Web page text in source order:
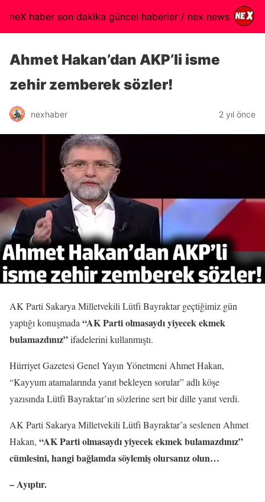
neX haber son dakika güncel haberler / nex news
Ahmet Hakan’dan AKP’li isme
zehir zemberek sözler!
nexhaber 2 yıl önce
AK Parti Sakarya Milletvekili Lütfi Bayraktar geçtiğimiz gün
yaptığı konuşmada “AK Parti olmasaydı yiyecek ekmek
bulamazdınız”ifadelerini kullanmıştı.
Hürriyet Gazetesi Genel Yayın Yönetmeni Ahmet Hakan,
“Kayyum atamalarında yanıt bekleyen sorular” adlı köşe
yazısında Lütfi Bayraktar’ın sözlerine sert bir dille yanıt verdi.
AK Parti Sakarya Milletvekili Lütfi Bayraktar’a seslenen Ahmet
Hakan, “AK Parti olmasaydı yiyecek ekmek bulamazdınız”
cümlesini, hangi bağlamda söylemiş olursanız olun…
– Ayıptır.